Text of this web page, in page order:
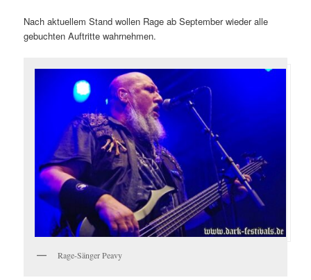
Nach aktuellem Stand wollen Rage ab September wieder alle
gebuchten Auftritte wahrnehmen.
Rage-Sänger Peavy